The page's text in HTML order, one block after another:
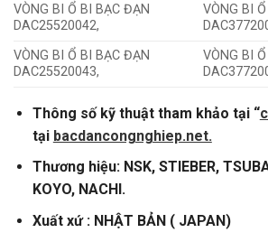
VÒNG BI Ổ BI BẠC ĐẠN
DAC25520042,
VÒNG BI
VÒNG BI Ổ BI BẠC ĐẠN
DAC25520043,
VÒNG BI
Thông số kỹ thuật tham khảo tại “
tại bacdancongnghiep.net.
Thương hiệu: NSK, STIEBER,
KOYO, NACHI.
Xuất xứ : NHẬT BẢN ( JAPAN)